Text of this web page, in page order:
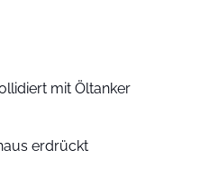
mit Öltanker
erdrückt